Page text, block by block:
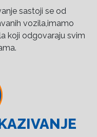
sastoji se od
vozila,imamo
koji odgovaraju svim